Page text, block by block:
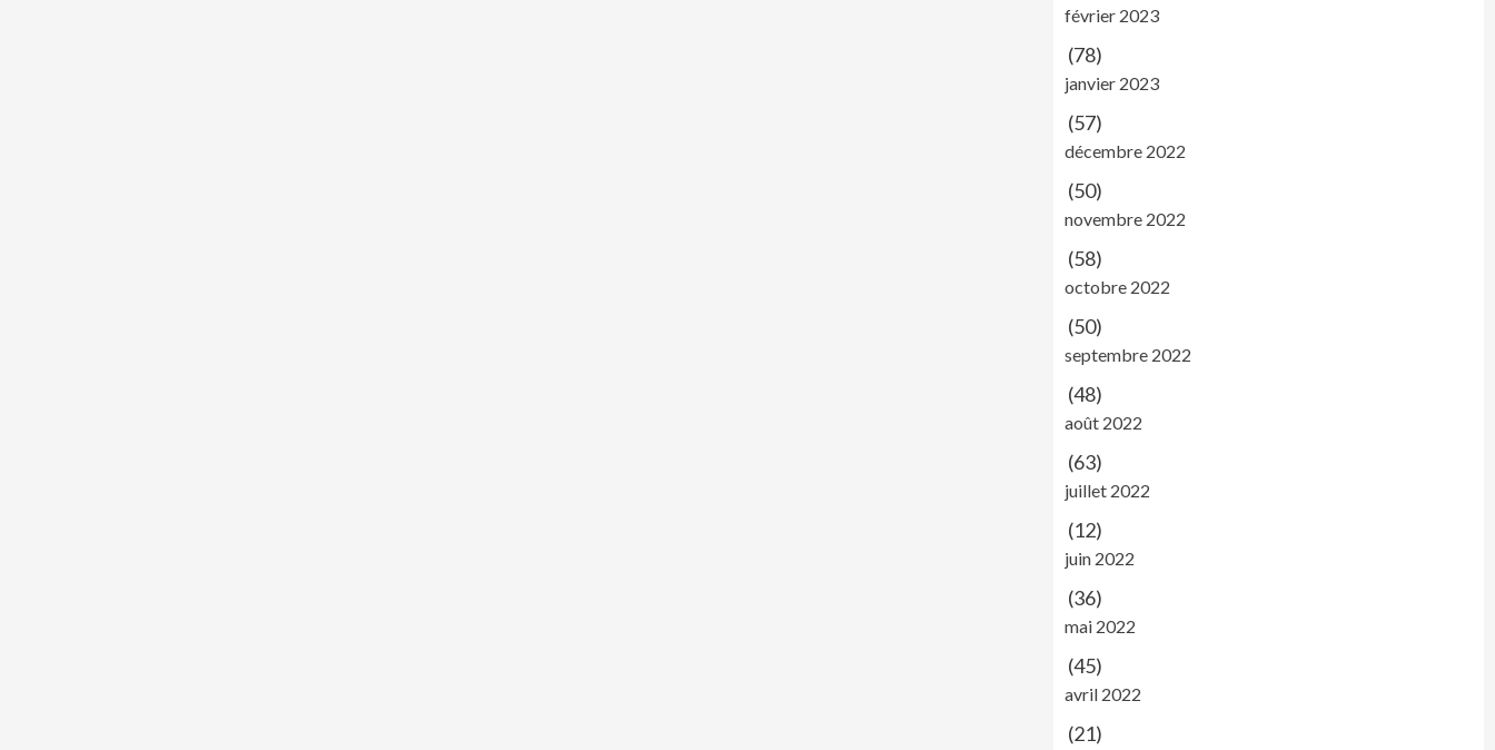
février 2023
(78)
janvier 2023
(57)
décembre 2022
(50)
novembre 2022
(58)
octobre 2022
(50)
septembre 2022
(48)
août 2022
(63)
juillet 2022
(12)
juin 2022
(36)
mai 2022
(45)
avril 2022
(21)